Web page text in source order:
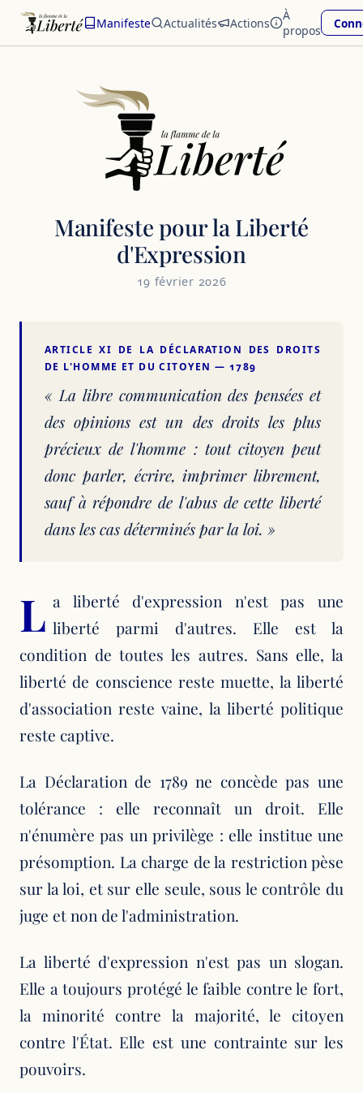
Manifeste Actualités Actions
À
propos
Manifeste pour la Liberté
d'Expression
19 février 2026
ARTICLE XI DE LA DÉCLARATION DES DROITS
DE L'HOMME ET DU CITOYEN — 1789
« La libre communication des pensées et
des opinions est un des droits les plus
précieux de l'homme : tout citoyen peut
donc parler, écrire, imprimer librement,
sauf à répondre de l'abus de cette liberté
dans les cas déterminés par la loi. »
L a liberté d'expression n'est pas une
liberté parmi d'autres. Elle est la
condition de toutes les autres. Sans elle, la
liberté de conscience reste muette, la liberté
d'association reste vaine, la liberté politique
reste captive.
La Déclaration de 1789 ne concède pas une
tolérance : elle reconnaît un droit. Elle
n'énumère pas un privilège : elle institue une
présomption. La charge de la restriction pèse
sur la loi, et sur elle seule, sous le contrôle du
juge et non de l'administration.
La liberté d'expression n'est pas un slogan.
Elle a toujours protégé le faible contre le fort,
la minorité contre la majorité, le citoyen
contre l'État. Elle est une contrainte sur les
pouvoirs.